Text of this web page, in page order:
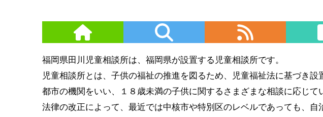
福岡県田川児童相談所は、福岡県が設置する児童相談所です。
児童相談所とは、子供の福祉の推進を図るため、児童福祉法に基づき設
都市の機関をいい、１８歳未満の子供に関するさまざまな相談に応じて
法律の改正によって、最近では中核市や特別区のレベルであっても、自